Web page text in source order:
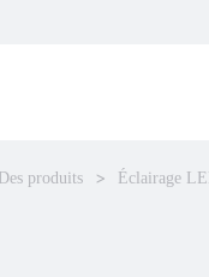
Des produits Éclairage